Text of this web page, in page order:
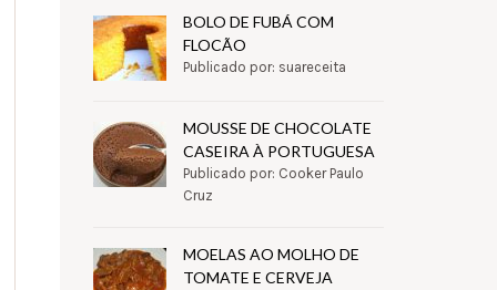
BOLO DE FUBÁ COM
FLOCÃO
Publicado por: suareceita
MOUSSE DE CHOCOLATE
CASEIRA À PORTUGUESA
Publicado por: Cooker Paulo
Cruz
MOELAS AO MOLHO DE
TOMATE E CERVEJA